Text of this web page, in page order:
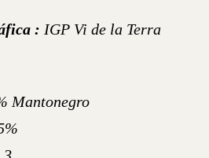
: IGP Vi de la Terra
Mantonegro